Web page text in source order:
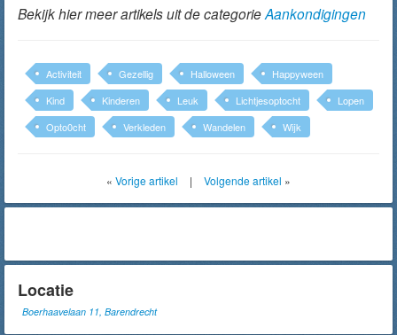
Bekijk hier meer artikels uit de categorieAankondigingen
Activiteit Gezellig Halloween
Happyween
Kind
Kinderen Leuk Lichtjesoptocht
Lopen
Opto0cht
Verkleden Wandelen Wijk
« Vorige artikel | Volgende artikel »
Locatie
Boerhaavelaan 11, Barendrecht